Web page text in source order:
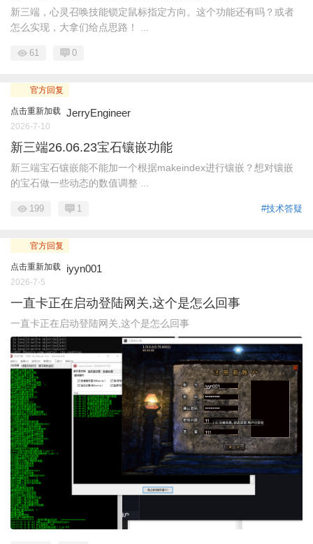
新三端，心灵召唤技能锁定鼠标指定方向。这个功能还有吗？或者
怎么实现，大拿们给点思路！ ...
61 0
官方回复
点击重新加载 JerryEngineer
2026-7-10
新三端26.06.23宝石镶嵌功能
新三端宝石镶嵌能不能加一个根据makeindex进行镶嵌？想对镶嵌
的宝石做一些动态的数值调整 ...
#技术答疑
199 1
官方回复
点击重新加载 iyyn001
2026-7-5
一直卡正在启动登陆网关,这个是怎么回事
一直卡正在启动登陆网关,这个是怎么回事